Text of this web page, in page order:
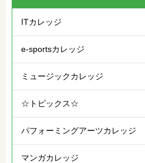
ITカレッジ
e-sportsカレッジ
ミュージックカレッジ
☆トピックス☆
パフォーミングアーツカレッジ
マンガカレッジ